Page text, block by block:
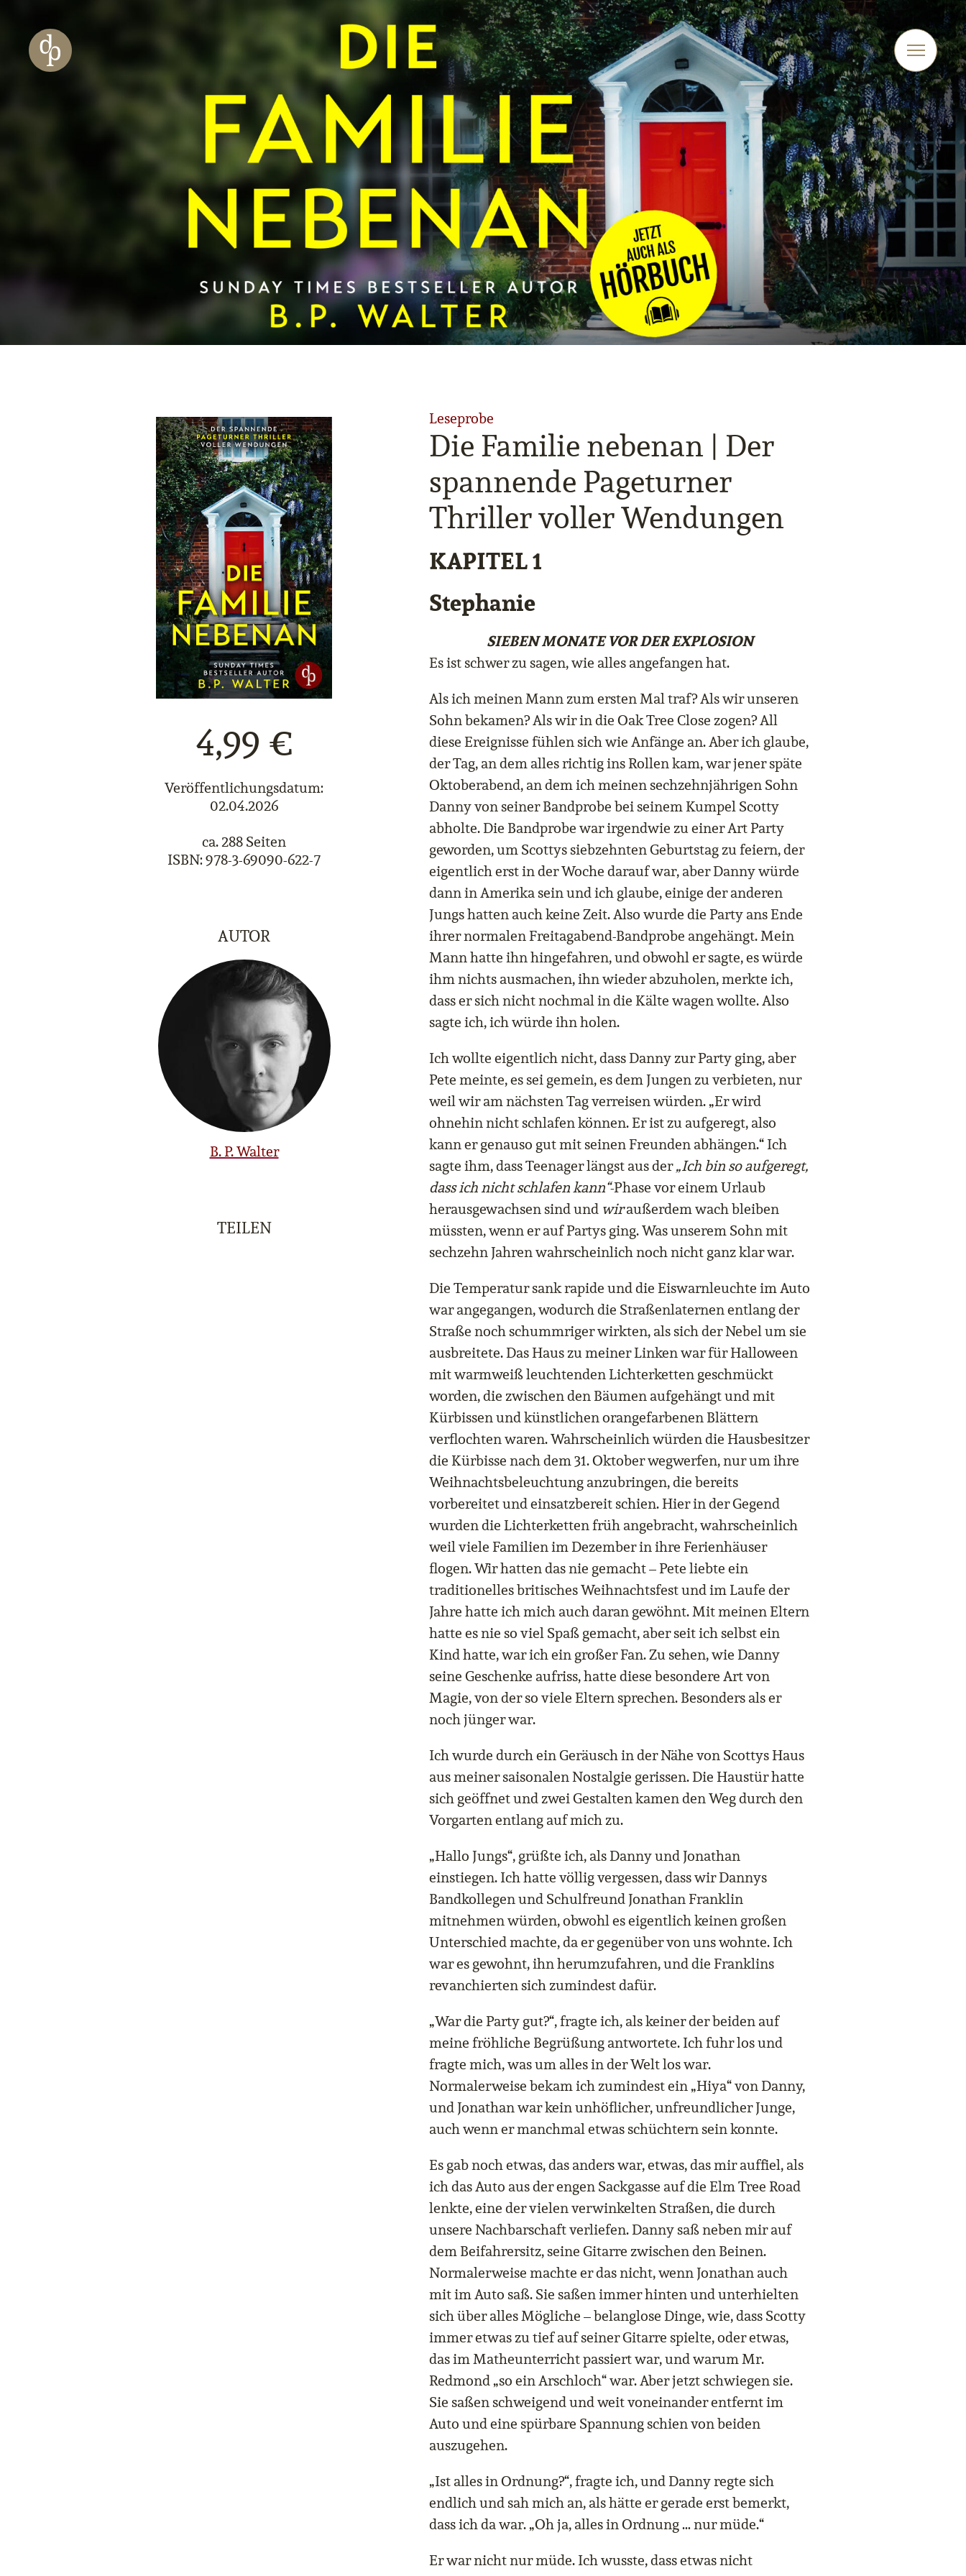
Zur Navigation springen
Zur Website-Suche springen
4,99 €
Veröffentlichungsdatum:
02.04.2026
ca. 288 Seiten
ISBN: 978-3-69090-622-7
AUTOR
B. P. Walter
TEILEN
Leseprobe
Die Familie nebenan | Der
spannende Pageturner
Thriller voller Wendungen
KAPITEL 1
Stephanie
SIEBEN MONATE VOR DER EXPLOSION
Es ist schwer zu sagen, wie alles angefangen hat.
Als ich meinen Mann zum ersten Mal traf? Als wir unseren
Sohn bekamen? Als wir in die Oak Tree Close zogen? All
diese Ereignisse fühlen sich wie Anfänge an. Aber ich glaube,
der Tag, an dem alles richtig ins Rollen kam, war jener späte
Oktoberabend, an dem ich meinen sechzehnjährigen Sohn
Danny von seiner Bandprobe bei seinem Kumpel Scotty
abholte. Die Bandprobe war irgendwie zu einer Art Party
geworden, um Scottys siebzehnten Geburtstag zu feiern, der
eigentlich erst in der Woche darauf war, aber Danny würde
dann in Amerika sein und ich glaube, einige der anderen
Jungs hatten auch keine Zeit. Also wurde die Party ans Ende
ihrer normalen Freitagabend-Bandprobe angehängt. Mein
Mann hatte ihn hingefahren, und obwohl er sagte, es würde
ihm nichts ausmachen, ihn wieder abzuholen, merkte ich,
dass er sich nicht nochmal in die Kälte wagen wollte. Also
sagte ich, ich würde ihn holen.
Ich wollte eigentlich nicht, dass Danny zur Party ging, aber
Pete meinte, es sei gemein, es dem Jungen zu verbieten, nur
weil wir am nächsten Tag verreisen würden. „Er wird
ohnehin nicht schlafen können. Er ist zu aufgeregt, also
kann er genauso gut mit seinen Freunden abhängen.“ Ich
sagte ihm, dass Teenager längst aus der„Ich bin so aufgeregt,
dass ich nicht schlafen kann“-Phase vor einem Urlaub
herausgewachsen sind und wiraußerdem wach bleiben
müssten, wenn er auf Partys ging. Was unserem Sohn mit
sechzehn Jahren wahrscheinlich noch nicht ganz klar war.
Die Temperatur sank rapide und die Eiswarnleuchte im Auto
war angegangen, wodurch die Straßenlaternen entlang der
Straße noch schummriger wirkten, als sich der Nebel um sie
ausbreitete. Das Haus zu meiner Linken war für Halloween
mit warmweiß leuchtenden Lichterketten geschmückt
worden, die zwischen den Bäumen aufgehängt und mit
Kürbissen und künstlichen orangefarbenen Blättern
verflochten waren. Wahrscheinlich würden die Hausbesitzer
die Kürbisse nach dem 31. Oktober wegwerfen, nur um ihre
Weihnachtsbeleuchtung anzubringen, die bereits
vorbereitet und einsatzbereit schien. Hier in der Gegend
wurden die Lichterketten früh angebracht, wahrscheinlich
weil viele Familien im Dezember in ihre Ferienhäuser
flogen. Wir hatten das nie gemacht – Pete liebte ein
traditionelles britisches Weihnachtsfest und im Laufe der
Jahre hatte ich mich auch daran gewöhnt. Mit meinen Eltern
hatte es nie so viel Spaß gemacht, aber seit ich selbst ein
Kind hatte, war ich ein großer Fan. Zu sehen, wie Danny
seine Geschenke aufriss, hatte diese besondere Art von
Magie, von der so viele Eltern sprechen. Besonders als er
noch jünger war.
Ich wurde durch ein Geräusch in der Nähe von Scottys Haus
aus meiner saisonalen Nostalgie gerissen. Die Haustür hatte
sich geöffnet und zwei Gestalten kamen den Weg durch den
Vorgarten entlang auf mich zu.
„Hallo Jungs“, grüßte ich, als Danny und Jonathan
einstiegen. Ich hatte völlig vergessen, dass wir Dannys
Bandkollegen und Schulfreund Jonathan Franklin
mitnehmen würden, obwohl es eigentlich keinen großen
Unterschied machte, da er gegenüber von uns wohnte. Ich
war es gewohnt, ihn herumzufahren, und die Franklins
revanchierten sich zumindest dafür.
„War die Party gut?“, fragte ich, als keiner der beiden auf
meine fröhliche Begrüßung antwortete. Ich fuhr los und
fragte mich, was um alles in der Welt los war.
Normalerweise bekam ich zumindest ein „Hiya“ von Danny,
und Jonathan war kein unhöflicher, unfreundlicher Junge,
auch wenn er manchmal etwas schüchtern sein konnte.
Es gab noch etwas, das anders war, etwas, das mir auffiel, als
ich das Auto aus der engen Sackgasse auf die Elm Tree Road
lenkte, eine der vielen verwinkelten Straßen, die durch
unsere Nachbarschaft verliefen. Danny saß neben mir auf
dem Beifahrersitz, seine Gitarre zwischen den Beinen.
Normalerweise machte er das nicht, wenn Jonathan auch
mit im Auto saß. Sie saßen immer hinten und unterhielten
sich über alles Mögliche – belanglose Dinge, wie, dass Scotty
immer etwas zu tief auf seiner Gitarre spielte, oder etwas,
das im Matheunterricht passiert war, und warum Mr.
Redmond „so ein Arschloch“ war. Aber jetzt schwiegen sie.
Sie saßen schweigend und weit voneinander entfernt im
Auto und eine spürbare Spannung schien von beiden
auszugehen.
„Ist alles in Ordnung?“, fragte ich, und Danny regte sich
endlich und sah mich an, als hätte er gerade erst bemerkt,
dass ich da war. „Oh ja, alles in Ordnung … nur müde.“
Er war nicht nur müde. Ich wusste, dass etwas nicht